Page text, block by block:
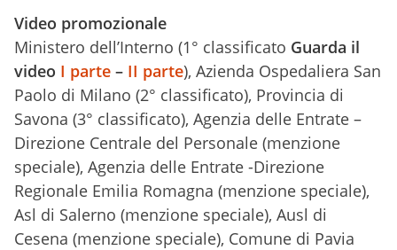
Video promozionale
Ministero dell’Interno (1° classificato Guarda il
video I parte – II parte), Azienda Ospedaliera San
Paolo di Milano (2° classificato), Provincia di
Savona (3° classificato), Agenzia delle Entrate –
Direzione Centrale del Personale (menzione
speciale), Agenzia delle Entrate -Direzione
Regionale Emilia Romagna (menzione speciale),
Asl di Salerno (menzione speciale), Ausl di
Cesena (menzione speciale), Comune di Pavia